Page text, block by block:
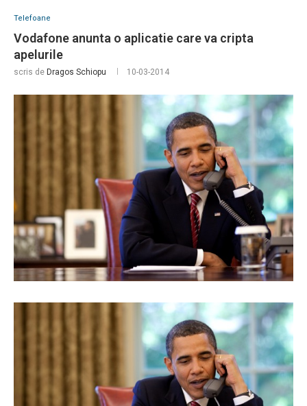
Telefoane
Vodafone anunta o aplicatie care va cripta
apelurile
scris de Dragos Schiopu 10-03-2014